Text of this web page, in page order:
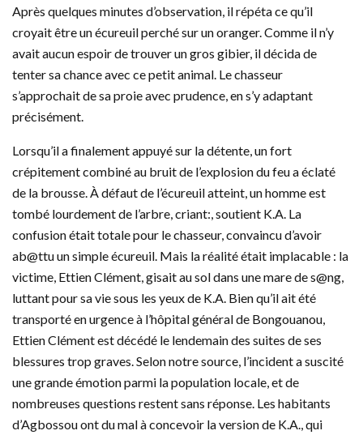
Après quelques minutes d’observation, il répéta ce qu’il
croyait être un écureuil perché sur un oranger. Comme il n’y
avait aucun espoir de trouver un gros gibier, il décida de
tenter sa chance avec ce petit animal. Le chasseur
s’approchait de sa proie avec prudence, en s’y adaptant
précisément.
Lorsqu’il a finalement appuyé sur la détente, un fort
crépitement combiné au bruit de l’explosion du feu a éclaté
de la brousse. À défaut de l’écureuil atteint, un homme est
tombé lourdement de l’arbre, criant:, soutient K.A. La
confusion était totale pour le chasseur, convaincu d’avoir
ab@ttu un simple écureuil. Mais la réalité était implacable : la
victime, Ettien Clément, gisait au sol dans une mare de s@ng,
luttant pour sa vie sous les yeux de K.A. Bien qu’il ait été
transporté en urgence à l’hôpital général de Bongouanou,
Ettien Clément est décédé le lendemain des suites de ses
blessures trop graves. Selon notre source, l’incident a suscité
une grande émotion parmi la population locale, et de
nombreuses questions restent sans réponse. Les habitants
d’Agbossou ont du mal à concevoir la version de K.A., qui